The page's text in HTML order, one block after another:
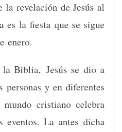
la rev­elación de Jesús al
es la fies­ta que se sigue
enero.
Bib­lia, Jesús se dio a
per­sonas y en difer­entes
cris­tiano cel­e­bra
even­tos. La antes dicha